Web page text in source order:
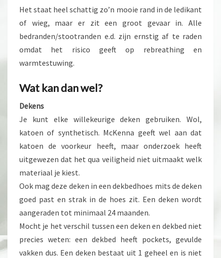
Het staat heel schattig zo’n mooie rand in de ledikant
of wieg, maar er zit een groot gevaar in. Alle
bedranden/stootranden e.d. zijn ernstig af te raden
omdat het risico geeft op rebreathing en
warmtestuwing.
Wat kan dan wel?
Dekens
Je kunt elke willekeurige deken gebruiken. Wol,
katoen of synthetisch. McKenna geeft wel aan dat
katoen de voorkeur heeft, maar onderzoek heeft
uitgewezen dat het qua veiligheid niet uitmaakt welk
materiaal je kiest.
Ook mag deze deken in een dekbedhoes mits de deken
goed past en strak in de hoes zit. Een deken wordt
aangeraden tot minimaal 24 maanden.
Mocht je het verschil tussen een deken en dekbed niet
precies weten: een dekbed heeft pockets, gevulde
vakken dus. Een deken bestaat uit 1 geheel en is niet